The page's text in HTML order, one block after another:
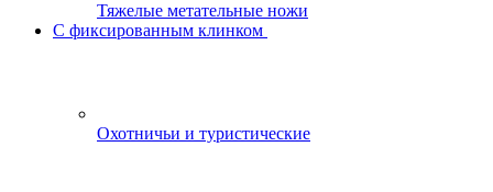
Тяжелые метательные ножи
С фиксированным клинком
Охотничьи и туристические